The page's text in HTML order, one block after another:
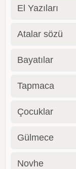
El Yazıları
Atalar sözü
Bayatılar
Tapmaca
Çocuklar
Gülmece
Novhe